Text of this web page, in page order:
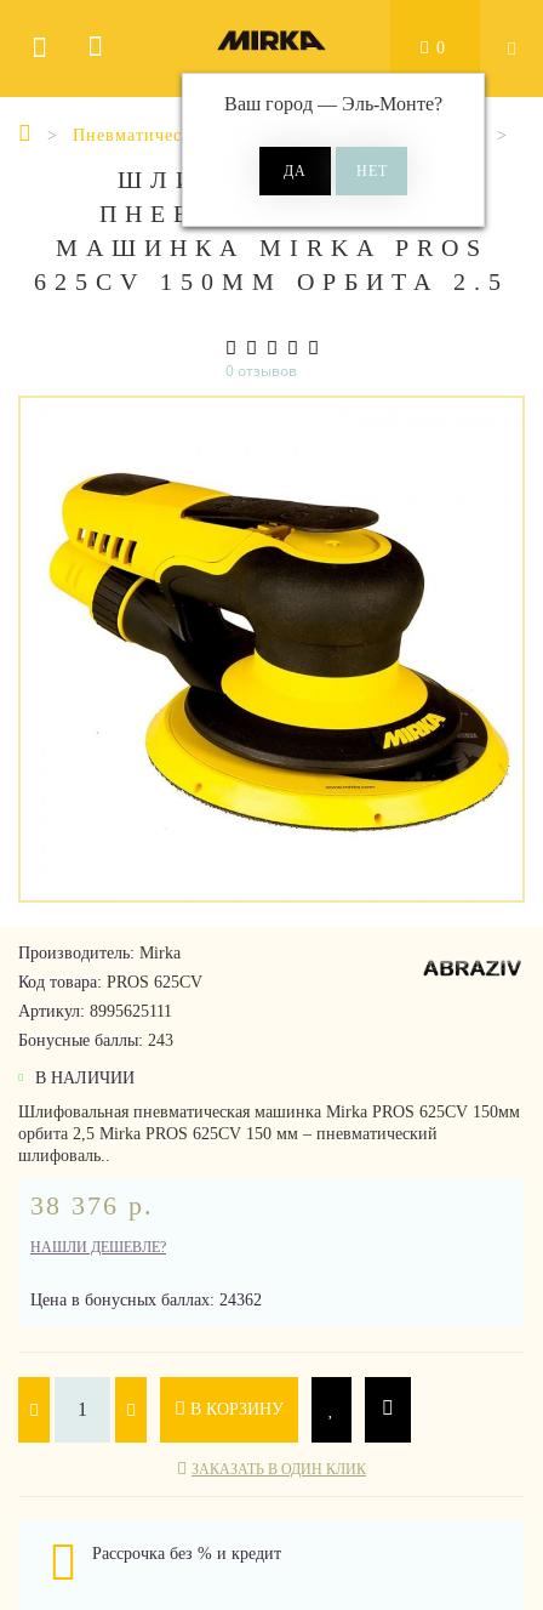
Ваш город — Эль-Монте?
0
Пневматические роторно-орбитальные машинки
ШЛИФОВАЛЬНАЯ
ПНЕВМАТИЧЕСКАЯ
МАШИНКА MIRKA PROS
625CV 150ММ ОРБИТА 2.5
0 отзывов
Производитель: Mirka
Код товара: PROS 625CV
Артикул: 8995625111
Бонусные баллы: 243
В НАЛИЧИИ
Шлифовальная пневматическая машинка Mirka PROS 625CV 150мм
орбита 2,5 Mirka PROS 625CV 150 мм – пневматический
шлифоваль..
38 376 р.
НАШЛИ ДЕШЕВЛЕ?
Цена в бонусных баллах: 24362
В КОРЗИНУ
ЗАКАЗАТЬ В ОДИН КЛИК
Рассрочка без % и кредит